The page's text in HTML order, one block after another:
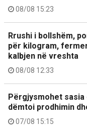
08/08 15:23
Rrushi i bollshëm,
për kilogram,
kalbjen në vreshta
08/08 12:33
Përgjysmohet
dëmtoi prodhimin
07/08 15:15